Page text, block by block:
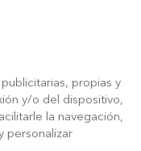
propias y
y/o del dispositivo,
la navegación,
personalizar